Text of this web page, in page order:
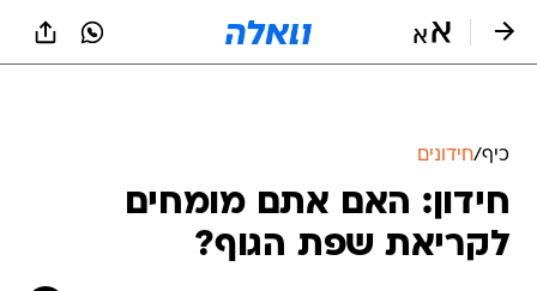
כיף/חידונים
חידון: האם אתם מומחים
לקריאת שפת הגוף?